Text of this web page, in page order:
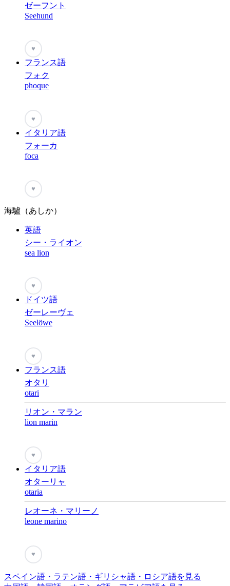
ゼーフント
Seehund
♥
フランス語
フォク
phoque
♥
イタリア語
フォーカ
foca
♥
海驢（あしか）
英語
シー・ライオン
sea lion
♥
ドイツ語
ゼーレーヴェ
Seelöwe
♥
フランス語
オタリ
otari
リオン・マラン
lion marin
♥
イタリア語
オターリャ
otaria
レオーネ・マリーノ
leone marino
♥
スペイン語・ラテン語・ギリシャ語・ロシア語を見る